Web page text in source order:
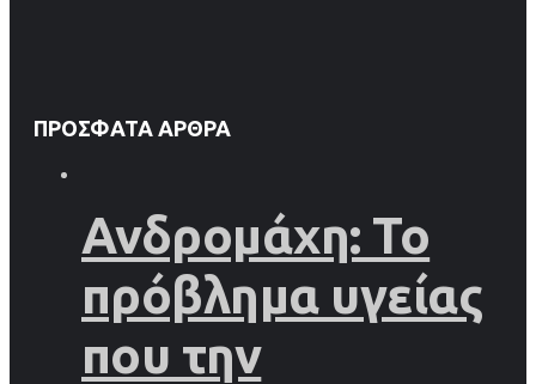
ΠΡΌΣΦΑΤΑ ΆΡΘΡΑ
Ανδρομάχη: Το
πρόβλημα υγείας
που την